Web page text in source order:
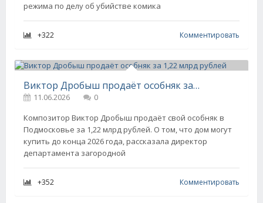
режима по делу об убийстве комика
+322 Комментировать
Виктор Дробыш продаёт особняк за 1,22 млрд рублей
11.06.2026
0
Композитор Виктор Дробыш продаёт свой особняк в
Подмосковье за 1,22 млрд рублей. О том, что дом могут
купить до конца 2026 года, рассказала директор
департамента загородной
+352 Комментировать